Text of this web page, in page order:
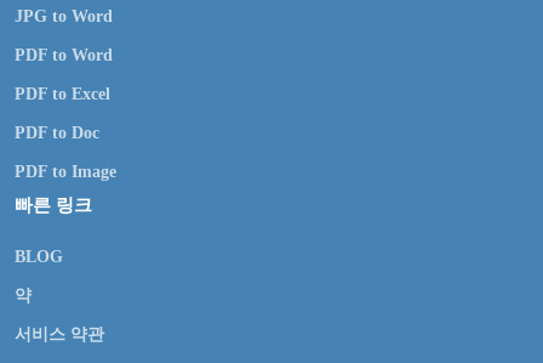
JPG to Word
PDF to Word
PDF to Excel
PDF to Doc
PDF to Image
빠른 링크
BLOG
약
서비스 약관